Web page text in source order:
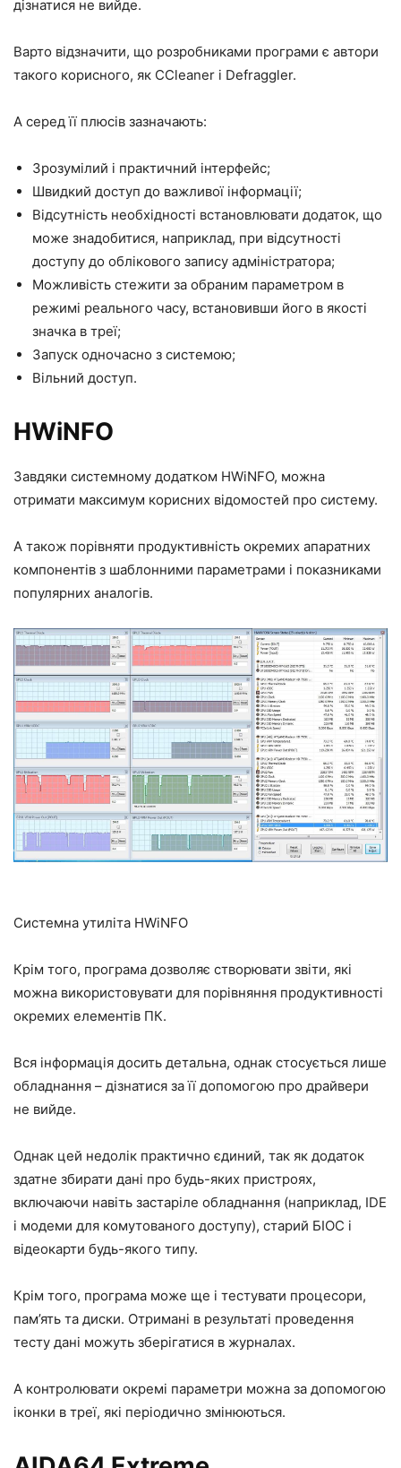
дізнатися не вийде.
Варто відзначити, що розробниками програми є автори
такого корисного, як CCleaner і Defraggler.
А серед її плюсів зазначають:
Зрозумілий і практичний інтерфейс;
Швидкий доступ до важливої інформації;
Відсутність необхідності встановлювати додаток, що
може знадобитися, наприклад, при відсутності
доступу до облікового запису адміністратора;
Можливість стежити за обраним параметром в
режимі реального часу, встановивши його в якості
значка в треї;
Запуск одночасно з системою;
Вільний доступ.
HWiNFO
Завдяки системному додатком HWiNFO, можна
отримати максимум корисних відомостей про систему.
А також порівняти продуктивність окремих апаратних
компонентів з шаблонними параметрами і показниками
популярних аналогів.
Системна утиліта HWiNFO
Крім того, програма дозволяє створювати звіти, які
можна використовувати для порівняння продуктивності
окремих елементів ПК.
Вся інформація досить детальна, однак стосується лише
обладнання – дізнатися за її допомогою про драйвери
не вийде.
Однак цей недолік практично єдиний, так як додаток
здатне збирати дані про будь-яких пристроях,
включаючи навіть застаріле обладнання (наприклад, IDE
і модеми для комутованого доступу), старий БІОС і
відеокарти будь-якого типу.
Крім того, програма може ще і тестувати процесори,
пам’ять та диски. Отримані в результаті проведення
тесту дані можуть зберігатися в журналах.
А контролювати окремі параметри можна за допомогою
іконки в треї, які періодично змінюються.